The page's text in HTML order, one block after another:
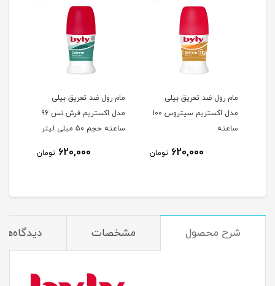
مام رول ضد تعریق بیلی
مدل اکستریم سیتروس 100
ساعته
620,000 تومان
مام رول ضد تعریق بیلی
مدل اکستریم فرش نس 96
ساعته حجم 50 میلی لیتر
620,000 تومان
شرح محصول مشخصات دیدگاه‌ها